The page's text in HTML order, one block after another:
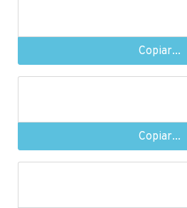
Copiar...
Copiar...